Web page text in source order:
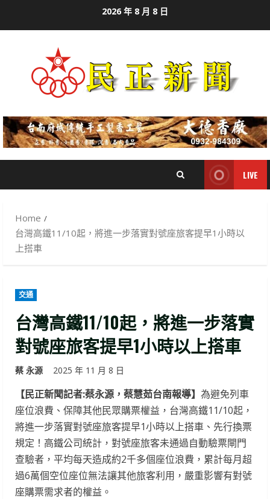
2026 年 8 月 8 日
LIVE
Home
台灣高鐵11/10起，將進一步落實對號座旅客提早1小時以
上搭車
交通
台灣高鐵11/10起，將進一步落實
對號座旅客提早1小時以上搭車
蔡 永源 2025 年 11 月 8 日
【民正新聞記者:蔡永源，蔡慧茹台南報導】 為避免列車
座位浪費、保障其他民眾購票權益，台灣高鐵11/10起，
將進一步落實對號座旅客提早1小時以上搭車、先行換票
規定！高鐵公司統計，對號座旅客未通過自動驗票閘門
查驗者，平均每天造成約2千多個座位浪費，累計每月超
過6萬個空位座位無法讓其他旅客利用，嚴重影響有對號
座購票需求者的權益。